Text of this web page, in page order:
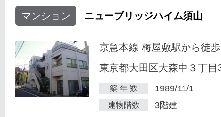
マンション ニューブリッジハイム須山
京急本線 梅屋敷駅から徒
東京都大田区大森中３丁目
築 年 数 1989/11/1
建物階数 3階建